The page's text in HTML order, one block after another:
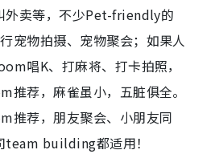
外卖等，不少Pet-friendly的
宠物拍摄、宠物聚会；如果人
唱K、打麻将、打卡拍照，
推荐，麻雀虽小，五脏俱全。
推荐，朋友聚会、小朋友同
team building都适用！